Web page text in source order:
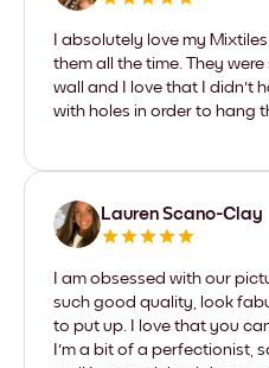
I absolutely love my
them all the time. They
wall and I love that I didn't
with holes in order to hang
Lauren Scano-Clay
I am obsessed with our
such good quality, look
to put up. I love that you
I'm a bit of a perfectionist,